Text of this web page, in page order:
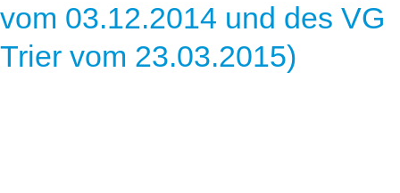
vom 03.12.2014 und des VG
Trier vom 23.03.2015)